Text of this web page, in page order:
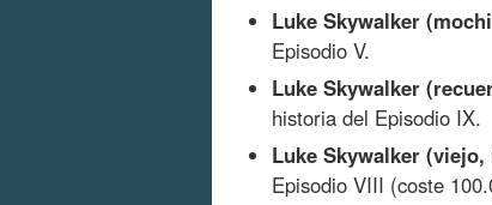
Luke Skywalker
Episodio V.
Luke Skywalker
historia del Episodio IX.
Luke Skywalker
Episodio VIII (coste